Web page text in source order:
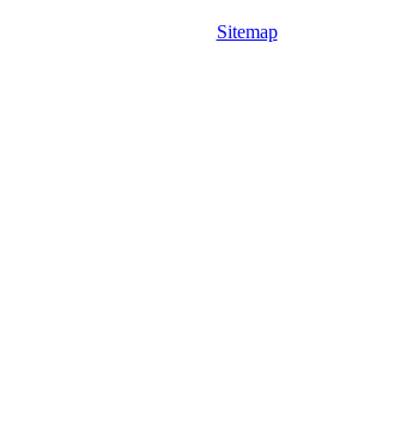
Sitemap